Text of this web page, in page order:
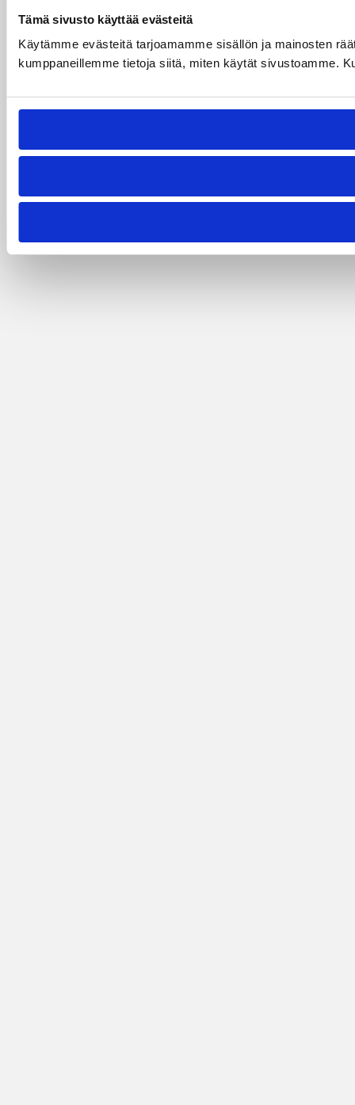
Tämä sivusto käyttää evästeitä
Käytämme evästeitä tarjoamamme sisällön ja mainosten
kumppaneillemme tietoja siitä, miten käytät sivustoamme.